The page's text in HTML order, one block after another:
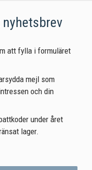
att fylla i formuläret
mejl som
och din
under året
lager.